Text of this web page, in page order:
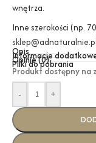
wnętrza.
Inne szerokości (np.
sklep@adnaturalnie.pl
Opis
Informacje
Opinie (0)
Pliki do pobrania
Produkt dostępny na
-
+